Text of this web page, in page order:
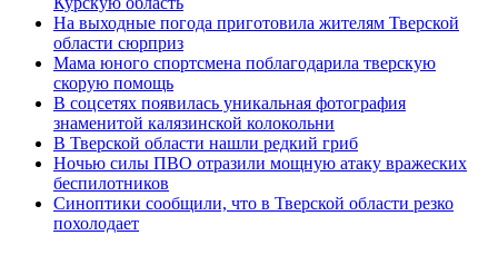
На выходные погода приготовила жителям Тверской
области сюрприз
Мама юного спортсмена поблагодарила тверскую
скорую помощь
В соцсетях появилась уникальная фотография
знаменитой калязинской колокольни
В Тверской области нашли редкий гриб
Ночью силы ПВО отразили мощную атаку вражеских
беспилотников
Синоптики сообщили, что в Тверской области резко
похолодает